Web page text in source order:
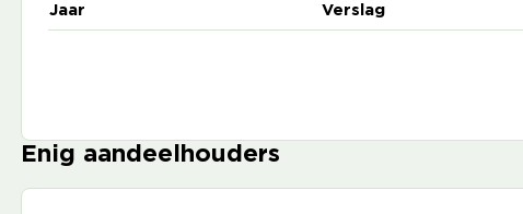
Jaar Verslag
Enig aandeelhouders